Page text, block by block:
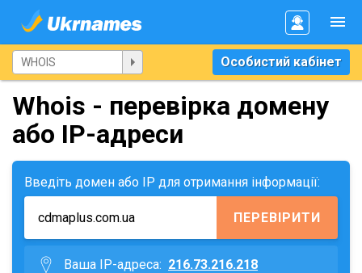
Особистий кабінет
Whois - перевірка домену
або IP-адреси
Введіть домен або IP для отримання інформації:
ПЕРЕВІРИТИ
Ваша IP-адреса: 216.73.216.218